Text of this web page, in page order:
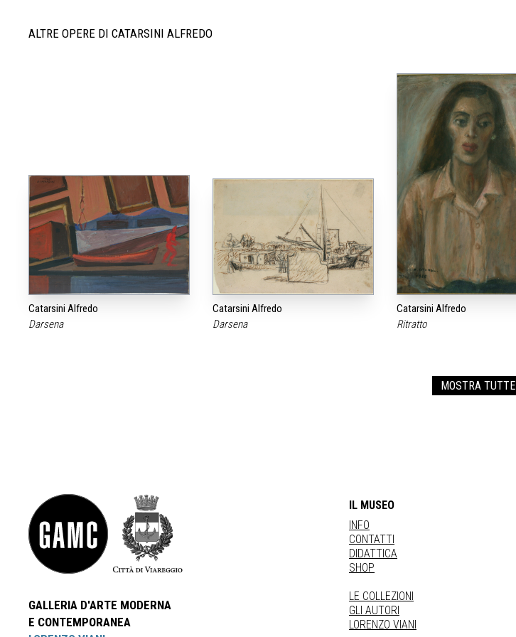
ALTRE OPERE DI CATARSINI ALFREDO
Catarsini Alfredo
Darsena
Catarsini Alfredo
Darsena
Catarsini Alfredo
Ritratto
MOSTRA TUTTE
GALLERIA D'ARTE MODERNA
E CONTEMPORANEA
IL MUSEO
INFO
CONTATTI
DIDATTICA
SHOP
LE COLLEZIONI
GLI AUTORI
LORENZO VIANI